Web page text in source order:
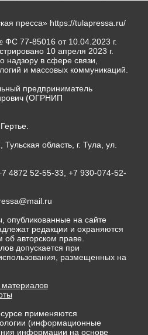
пресса» https://tulapressa.ru/
ФС 77-85016 от 10.04.2023 г.
10 апреля 2023 г.
надзору в сфере связи,
и массовых коммуникаций.
предприниматель
(ОГРНИП
область, г. Тула, ул.
4872 52-55-33, +7 930-074-52-
опубликованные на сайте
редакции и охраняются
об авторском праве.
допускается при
размещенных на
применяются
(информационные
информации на основе